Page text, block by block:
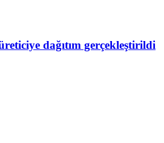
dağıtım gerçekleştirildi